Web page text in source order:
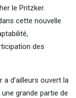
le Pritzker.
cette nouvelle
des
a d’ailleurs ouvert la
une grande partie de